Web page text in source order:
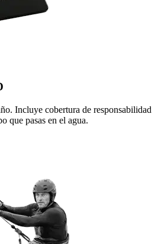
Incluye cobertura de responsabilidad
que pasas en el agua.